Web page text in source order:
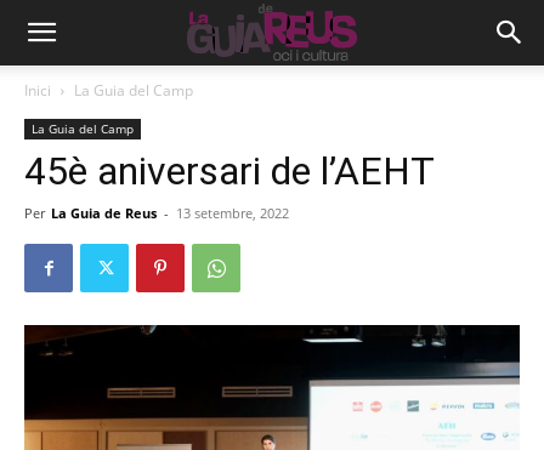
Inici La Guia del Camp
La Guia del Camp
45è aniversari de l’AEHT
Per La Guia de Reus - 13 setembre, 2022